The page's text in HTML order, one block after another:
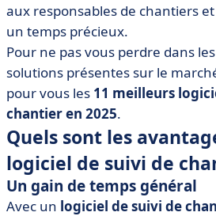
• Fieldwire by Hilti
• iXbat Suivi de chantier
• Kaliti
• Novade
• Scoplan
• Comment choisir son logiciel de
aux responsables de chantiers
un temps précieux.
Pour ne pas vous perdre dans
solutions présentes sur le
pour vous les 11 meilleurs
chantier en 2025.
Quels sont les
logiciel de suivi de
Un gain de temps général
Avec un logiciel de suivi de